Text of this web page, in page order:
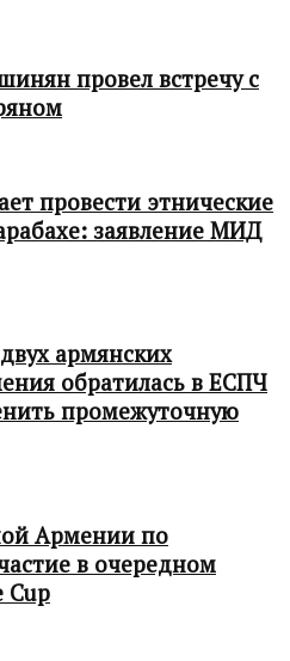
провел встречу с
провести этнические
заявление МИД
армянских
обратилась в ЕСПЧ
промежуточную
Армении по
в очередном
Cup